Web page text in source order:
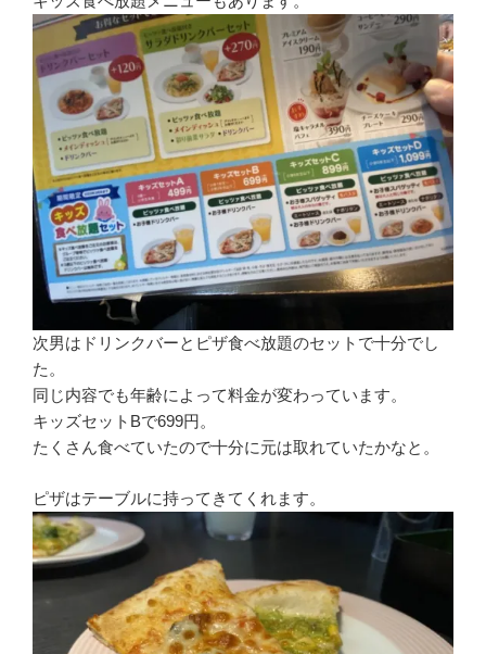
次男はドリンクバーとピザ食べ放題のセットで十分でし
た。
同じ内容でも年齢によって料金が変わっています。
キッズセットBで699円。
たくさん食べていたので十分に元は取れていたかなと。
ピザはテーブルに持ってきてくれます。